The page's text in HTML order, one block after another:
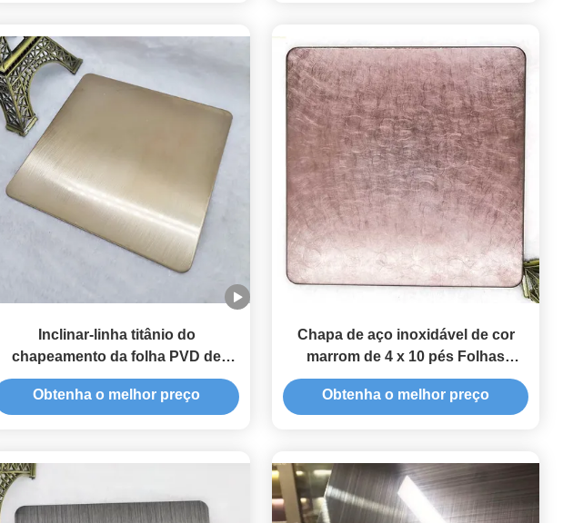
Inclinar-linha titânio do
chapeamento da folha PVD de
Champagne Gold Color Stainless
Steel
Obtenha o melhor preço
Chapa de aço inoxidável de cor
marrom de 4 x 10 pés Folhas
revestidas com PVD de vibração de
pérola
Obtenha o melhor preço